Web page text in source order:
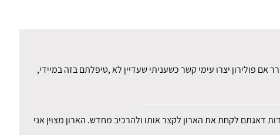
פולירון יצרו עימי קשר כשעניתי שעדיין לא ,טיפלתם בזה במיידי,
דאגתם לקחת את הארון לקצר אותו ולהרכיב מחדש. הארון מצוין אני